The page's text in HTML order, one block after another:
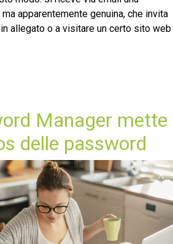
apparentemente genuina, che invita
allegato o a visitare un certo sito web
Manager mette
delle password